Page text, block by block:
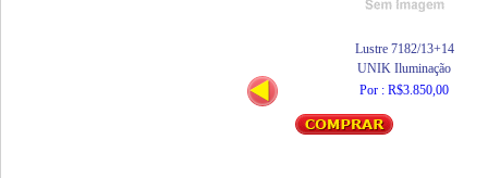
Lustre 7182/13+14
UNIK Iluminação
Por : R$3.850,00